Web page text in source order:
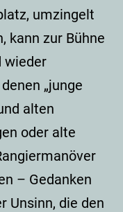
umzingelt
kann zur Bühne
wieder
„junge
alten
oder alte
– Gedanken
Unsinn, die den